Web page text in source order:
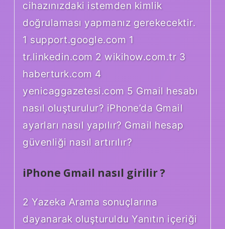
cihazınızdaki istemden kimlik
doğrulaması yapmanız gerekecektir.
1 support.google.com 1
tr.linkedin.com 2 wikihow.com.tr 3
haberturk.com 4
yenicaggazetesi.com 5 Gmail hesabı
nasıl oluşturulur? iPhone’da Gmail
ayarları nasıl yapılır? Gmail hesap
güvenliği nasıl artırılır?
iPhone Gmail nasıl girilir ?
2 Yazeka Arama sonuçlarına
dayanarak oluşturuldu Yanıtın içeriği